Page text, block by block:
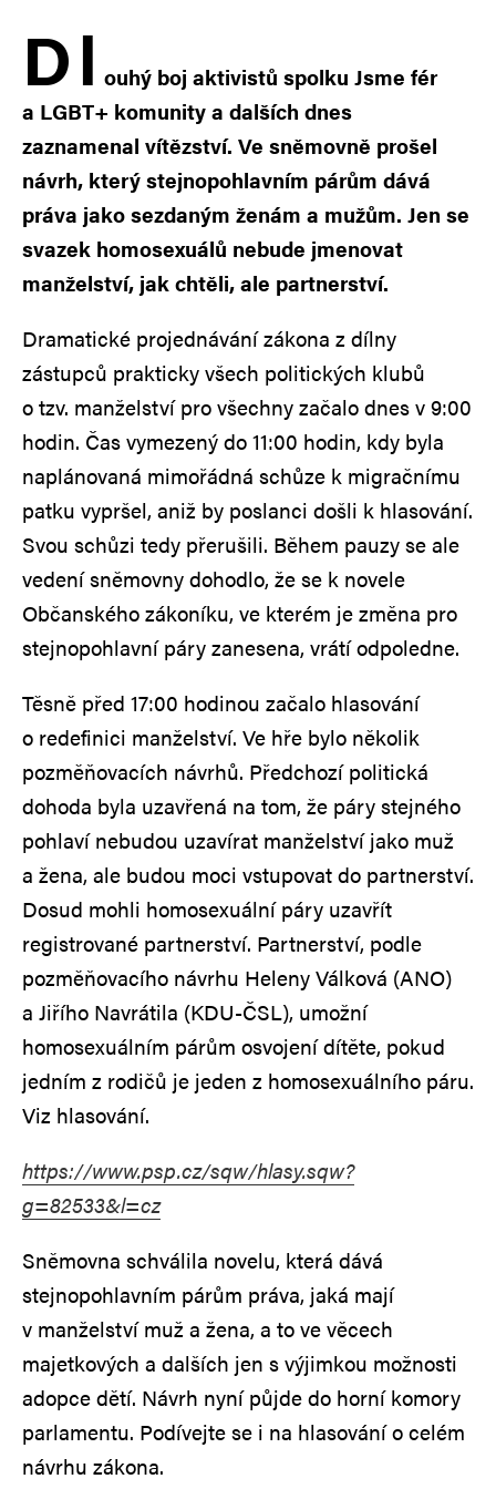
Dl ouhý boj aktivistů spolku Jsme fér
a LGBT+ komunity a dalších dnes
zaznamenal vítězství. Ve sněmovně prošel
návrh, který stejnopohlavním párům dává
práva jako sezdaným ženám a mužům. Jen se
svazek homosexuálů nebude jmenovat
manželství, jak chtěli, ale partnerství.
Dramatické projednávání zákona z dílny
zástupců prakticky všech politických klubů
o tzv. manželství pro všechny začalo dnes v 9:00
hodin. Čas vymezený do 11:00 hodin, kdy byla
naplánovaná mimořádná schůze k migračnímu
patku vypršel, aniž by poslanci došli k hlasování.
Svou schůzi tedy přerušili. Během pauzy se ale
vedení sněmovny dohodlo, že se k novele
Občanského zákoníku, ve kterém je změna pro
stejnopohlavní páry zanesena, vrátí odpoledne.
Těsně před 17:00 hodinou začalo hlasování
o redefinici manželství. Ve hře bylo několik
pozměňovacích návrhů. Předchozí politická
dohoda byla uzavřená na tom, že páry stejného
pohlaví nebudou uzavírat manželství jako muž
a žena, ale budou moci vstupovat do partnerství.
Dosud mohli homosexuální páry uzavřít
registrované partnerství. Partnerství, podle
pozměňovacího návrhu Heleny Válková (ANO)
a Jiřího Navrátila (KDU-ČSL), umožní
homosexuálním párům osvojení dítěte, pokud
jedním z rodičů je jeden z homosexuálního páru.
Viz hlasování.
https://www.psp.cz/sqw/hlasy.sqw?
g=82533&l=cz
Sněmovna schválila novelu, která dává
stejnopohlavním párům práva, jaká mají
v manželství muž a žena, a to ve věcech
majetkových a dalších jen s výjimkou možnosti
adopce dětí. Návrh nyní půjde do horní komory
parlamentu. Podívejte se i na hlasování o celém
návrhu zákona.